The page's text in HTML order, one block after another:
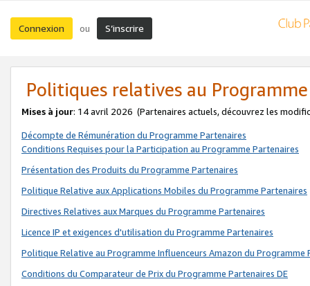
Connexion ou S’inscrire
Politiques relatives au
Mises à jour: 14 avril 2026 (Partenaires actuels, découvrez les
Décompte de Rémunération du Programme Partenaires
Conditions Requises pour la Participation au Programme Partenaires
Présentation des Produits du Programme Partenaires
Politique Relative aux Applications Mobiles du Programme Partenaires
Directives Relatives aux Marques du Programme Partenaires
Licence IP et exigences d'utilisation du Programme Partenaires
Politique Relative au Programme Influenceurs Amazon du Programme
Conditions du Comparateur de Prix du Programme Partenaires DE